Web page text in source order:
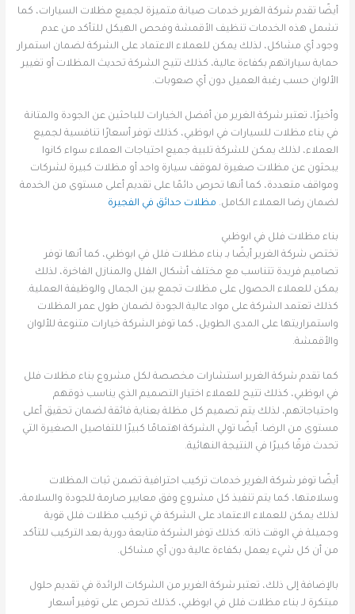
أيضًا تقدم شركة الغرير خدمات صيانة متميزة لجميع مظلات السيارات، كما
تشمل هذه الخدمات تنظيف الأقمشة وفحص الهيكل للتأكد من عدم
وجود أي مشاكل، لذلك يمكن للعملاء الاعتماد على الشركة لضمان استمرار
حماية سياراتهم بكفاءة عالية، كذلك تتيح الشركة تحديث المظلات أو تغيير
الألوان حسب رغبة العميل دون أي صعوبات.
وأخيرًا، تعتبر شركة الغرير من أفضل الخيارات للباحثين عن الجودة والمتانة
في بناء مظلات للسيارات في ابوظبي، كذلك توفر أسعارًا تنافسية لجميع
العملاء، لذلك يمكن للشركة تلبية جميع احتياجات العملاء سواء كانوا
يبحثون عن مظلات صغيرة لموقف سيارة واحد أو مظلات كبيرة لشركات
ومواقف متعددة، كما أنها تحرص دائمًا على تقديم أعلى مستوى من الخدمة
لضمان رضا العملاء الكامل. مظلات حدائق في الفجيرة
بناء مظلات فلل في ابوظبي
تختص شركة الغرير أيضًا بـ بناء مظلات فلل في ابوظبي، كما أنها توفر
تصاميم فريدة تتناسب مع مختلف أشكال الفلل والمنازل الفاخرة، لذلك
يمكن للعملاء الحصول على مظلات تجمع بين الجمال والوظيفة العملية.
كذلك تعتمد الشركة على مواد عالية الجودة لضمان طول عمر المظلات
واستمراريتها على المدى الطويل، كما توفر الشركة خيارات متنوعة للألوان
والأقمشة.
كما تقدم شركة الغرير استشارات مخصصة لكل مشروع بناء مظلات فلل
في ابوظبي، كذلك تتيح للعملاء اختيار التصميم الذي يناسب ذوقهم
واحتياجاتهم، لذلك يتم تصميم كل مظلة بعناية فائقة لضمان تحقيق أعلى
مستوى من الرضا. أيضًا تولي الشركة اهتمامًا كبيرًا للتفاصيل الصغيرة التي
تحدث فرقًا كبيرًا في النتيجة النهائية.
أيضًا توفر شركة الغرير خدمات تركيب احترافية تضمن ثبات المظلات
وسلامتها، كما يتم تنفيذ كل مشروع وفق معايير صارمة للجودة والسلامة،
لذلك يمكن للعملاء الاعتماد على الشركة في تركيب مظلات فلل قوية
وجميلة في الوقت ذاته. كذلك توفر الشركة متابعة دورية بعد التركيب للتأكد
من أن كل شيء يعمل بكفاءة عالية دون أي مشاكل.
بالإضافة إلى ذلك، تعتبر شركة الغرير من الشركات الرائدة في تقديم حلول
مبتكرة لـ بناء مظلات فلل في ابوظبي، كذلك تحرص على توفير أسعار